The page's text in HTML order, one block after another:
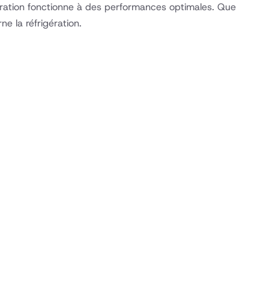
fonctionne à des performances optimales. Que
la réfrigération.